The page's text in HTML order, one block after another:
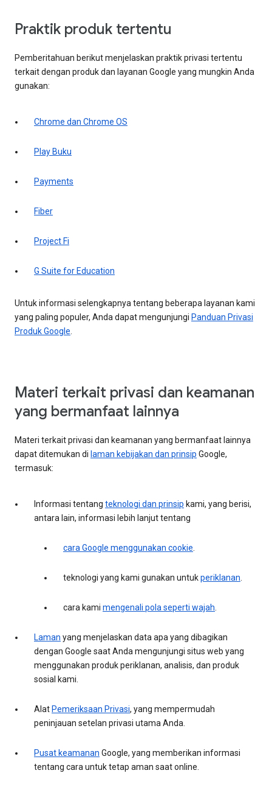
Praktik produk tertentu
Pemberitahuan berikut menjelaskan praktik privasi tertentu
terkait dengan produk dan layanan Google yang mungkin Anda
gunakan:
Chrome dan Chrome OS
Play Buku
Payments
Fiber
Project Fi
G Suite for Education
Untuk informasi selengkapnya tentang beberapa layanan kami
yang paling populer, Anda dapat mengunjungi Panduan Privasi
Produk Google.
Materi terkait privasi dan keamanan
yang bermanfaat lainnya
Materi terkait privasi dan keamanan yang bermanfaat lainnya
dapat ditemukan di laman kebijakan dan prinsip Google,
termasuk:
Informasi tentang teknologi dan prinsip kami, yang berisi,
antara lain, informasi lebih lanjut tentang
cara Google menggunakan cookie.
teknologi yang kami gunakan untukperiklanan.
cara kami mengenali pola seperti wajah.
Laman yang menjelaskan data apa yang dibagikan
dengan Google saat Anda mengunjungi situs web yang
menggunakan produk periklanan, analisis, dan produk
sosial kami.
Alat Pemeriksaan Privasi, yang mempermudah
peninjauan setelan privasi utama Anda.
Pusat keamanan Google, yang memberikan informasi
tentang cara untuk tetap aman saat online.